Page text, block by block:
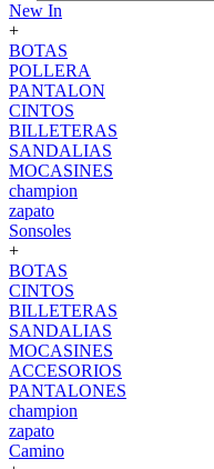
New In
+
BOTAS
POLLERA
PANTALON
CINTOS
BILLETERAS
SANDALIAS
MOCASINES
champion
zapato
Sonsoles
+
BOTAS
CINTOS
BILLETERAS
SANDALIAS
MOCASINES
ACCESORIOS
PANTALONES
champion
zapato
Camino